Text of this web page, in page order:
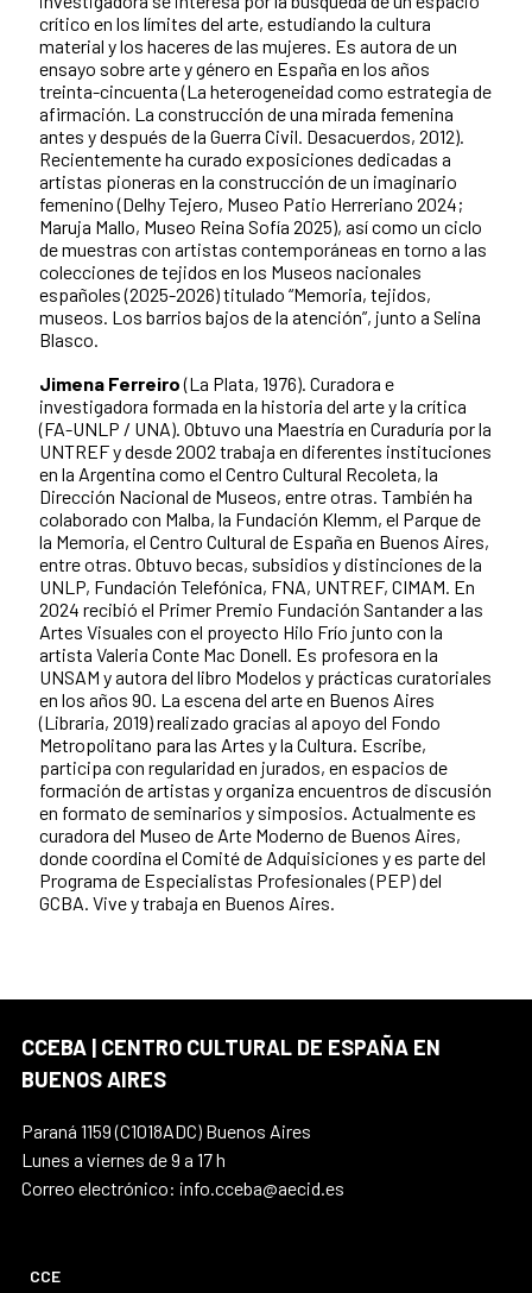
crítico en los límites del arte, estudiando la cultura
material y los haceres de las mujeres. Es autora de un
ensayo sobre arte y género en España en los años
treinta-cincuenta (La heterogeneidad como estrategia de
afirmación. La construcción de una mirada femenina
antes y después de la Guerra Civil. Desacuerdos, 2012).
Recientemente ha curado exposiciones dedicadas a
artistas pioneras en la construcción de un imaginario
femenino (Delhy Tejero, Museo Patio Herreriano 2024;
Maruja Mallo, Museo Reina Sofía 2025), así como un ciclo
de muestras con artistas contemporáneas en torno a las
colecciones de tejidos en los Museos nacionales
españoles (2025-2026) titulado “Memoria, tejidos,
museos. Los barrios bajos de la atención”, junto a Selina
Blasco.
Jimena Ferreiro(La Plata, 1976). Curadora e
investigadora formada en la historia del arte y la crítica
(FA-UNLP / UNA). Obtuvo una Maestría en Curaduría por la
UNTREF y desde 2002 trabaja en diferentes instituciones
en la Argentina como el Centro Cultural Recoleta, la
Dirección Nacional de Museos, entre otras. También ha
colaborado con Malba, la Fundación Klemm, el Parque de
la Memoria, el Centro Cultural de España en Buenos Aires,
entre otras. Obtuvo becas, subsidios y distinciones de la
UNLP, Fundación Telefónica, FNA, UNTREF, CIMAM. En
2024 recibió el Primer Premio Fundación Santander a las
Artes Visuales con el proyecto Hilo Frío junto con la
artista Valeria Conte Mac Donell. Es profesora en la
UNSAM y autora del libro Modelos y prácticas curatoriales
en los años 90. La escena del arte en Buenos Aires
(Libraria, 2019) realizado gracias al apoyo del Fondo
Metropolitano para las Artes y la Cultura. Escribe,
participa con regularidad en jurados, en espacios de
formación de artistas y organiza encuentros de discusión
en formato de seminarios y simposios. Actualmente es
curadora del Museo de Arte Moderno de Buenos Aires,
donde coordina el Comité de Adquisiciones y es parte del
Programa de Especialistas Profesionales (PEP) del
GCBA. Vive y trabaja en Buenos Aires.
CCEBA | CENTRO CULTURAL DE ESPAÑA EN
BUENOS AIRES
Paraná 1159 (C1018ADC) Buenos Aires
Lunes a viernes de 9 a 17 h
Correo electrónico: info.cceba@aecid.es
CCE